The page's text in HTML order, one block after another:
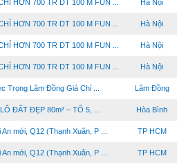
HƠN 700 TR DT 100 M FUN ... Hà Nội
HƠN 700 TR DT 100 M FUN ... Hà Nội
HƠN 700 TR DT 100 M FUN ... Hà Nội
HƠN 700 TR DT 100 M FUN ... Hà Nội
Trọng Lâm Đồng Giá Chỉ ... Lâm Đồng
ĐẤT ĐẸP 80m² – TỔ 5, ... Hòa Bình
mới, Q12 (Thạnh Xuân, P ... TP HCM
mới, Q12 (Thạnh Xuân, P ... TP HCM